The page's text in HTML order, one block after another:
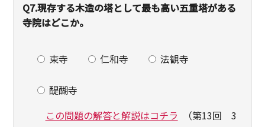
Q7.現存する木造の塔として最も高い五重塔がある
寺院はどこか。
東寺 仁和寺 法観寺
醍醐寺
この問題の解答と解説はコチラ （第13回 3